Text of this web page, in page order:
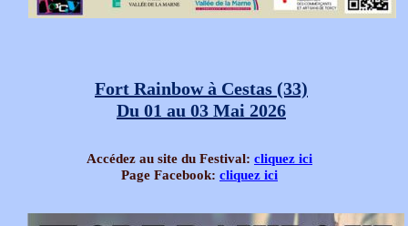
Accédez au site du Festival: cliquez ici
Page Facebook: cliquez ici
Fort Rainbow à Cestas (33)
Du 01 au 03 Mai 2026